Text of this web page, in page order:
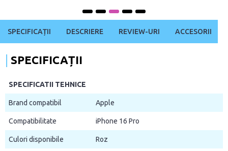
SPECIFICAȚII DESCRIERE REVIEW-URI ACCESORII
SPECIFICAȚII
SPECIFICATII TEHNICE
Brand compatibil Apple
Compatibilitate iPhone 16 Pro
Culori disponibile Roz